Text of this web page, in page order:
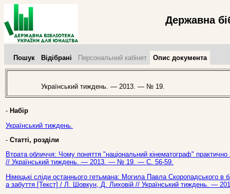
Державна
Пошук Відібрані Персональний кабінет Опис документа
Український тиждень. — 2013. — № 19.
- Набір
Український тиждень.
- Статті, розділи
Втрата обличчя: Чому поняття "національний кінематограф"
// Український тиждень. — 2013. — № 19. — С. 56-59.
Німецькі сліди останнього гетьмана: Могила Павла Скоропадського
а забуття [Текст] / Л. Шовкун, Д. Лиховій // Український тиждень. —